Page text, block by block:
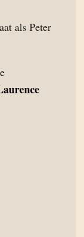
als Peter